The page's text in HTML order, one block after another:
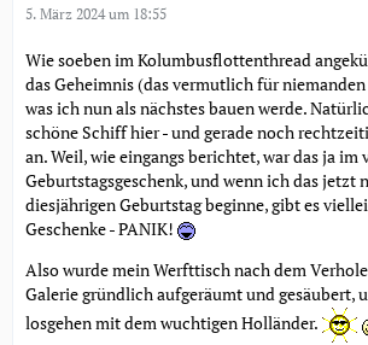
5. März 2024 um 18:55
Wie soeben im Kolumbusflottenthread
das Geheimnis (das vermutlich für
was ich nun als nächstes bauen werde.
schöne Schiff hier - und gerade noch
an. Weil, wie eingangs berichtet, war das ja im
Geburtstagsgeschenk, und wenn ich das jetzt
diesjährigen Geburtstag beginne, gibt es
Geschenke - PANIK!
Also wurde mein Werfttisch nach dem
Galerie gründlich aufgeräumt und gesäubert,
losgehen mit dem wuchtigen Holländer.